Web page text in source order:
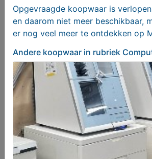
IBM Deskstar 120GB IDE harddisk
€ 29,90
Opgevraagde koopwaar is
en daarom niet meer beschikbaar,
er nog veel meer te ontdekken op
Andere koopwaar in rubriek